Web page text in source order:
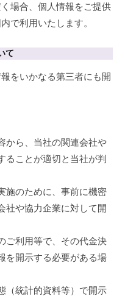
場合、個人情報をご提供
で利用いたします。
て
をいかなる第三者にも開
から、当社の関連会社や
ることが適切と当社が判
施のために、事前に機密
社や協力企業に対して開
ご利用等で、その代金決
を開示する必要がある場
（統計的資料等）で開示